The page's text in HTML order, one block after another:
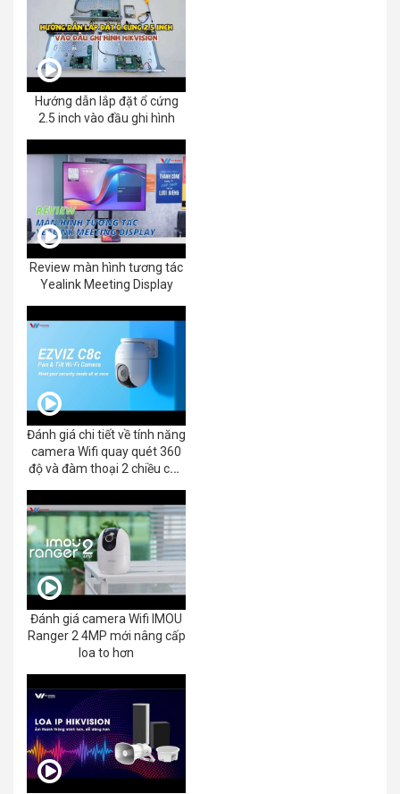
Hướng dẫn lắp đặt ổ cứng
2.5 inch vào đầu ghi hình
Review màn hình tương tác
Yealink Meeting Display
Đánh giá chi tiết về tính năng
camera Wifi quay quét 360
độ và đàm thoại 2 chiều của
Đánh giá camera Wifi IMOU
Ranger 2 4MP mới nâng cấp
loa to hơn